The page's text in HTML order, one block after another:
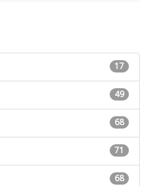
17
49
68
71
68